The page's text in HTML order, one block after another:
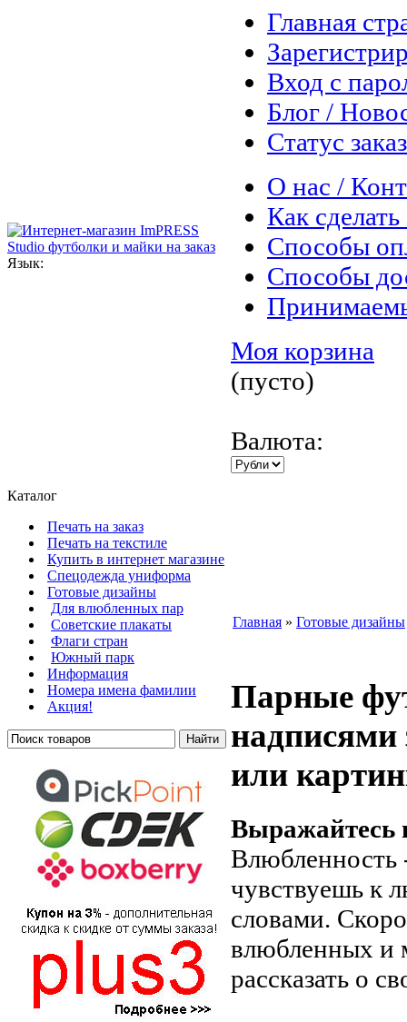
Язык:
Главная
Вход с
Блог /
Статус
О нас /
Как сделать
Способы
Способы
Моя корзина
(пусто)
Валюта:
Каталог
Печать на заказ
Печать на текстиле
Купить в интернет магазине
Cпецодежда униформа
Готовые дизайны
Для влюбленных пар
Советские плакаты
Флаги стран
Южный парк
Информация
Номера имена фамилии
Акция!
Главная » Готовые дизайны
Парные
надписями
или
Выражайтесь
Влюбленность
чувствуешь к
словами.
влюбленных и
рассказать о